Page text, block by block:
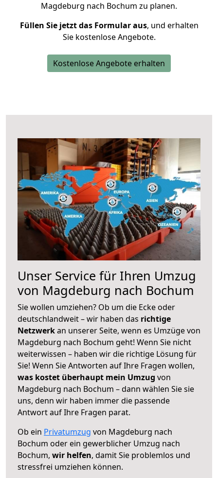
Magdeburg nach Bochum zu planen.
Füllen Sie jetzt das Formular aus, und erhalten
Sie kostenlose Angebote.
Kostenlose Angebote erhalten
Unser Service für Ihren Umzug
von Magdeburg nach Bochum
Sie wollen umziehen? Ob um die Ecke oder
deutschlandweit – wir haben das richtige
Netzwerkan unserer Seite, wenn es Umzüge von
Magdeburg nach Bochum geht! Wenn Sie nicht
weiterwissen – haben wir die richtige Lösung für
Sie! Wenn Sie Antworten auf Ihre Fragen wollen,
was kostet überhaupt mein Umzug von
Magdeburg nach Bochum – dann wählen Sie sie
uns, denn wir haben immer die passende
Antwort auf Ihre Fragen parat.
Ob ein Privatumzug von Magdeburg nach
Bochum oder ein gewerblicher Umzug nach
Bochum, wir helfen, damit Sie problemlos und
stressfrei umziehen können.